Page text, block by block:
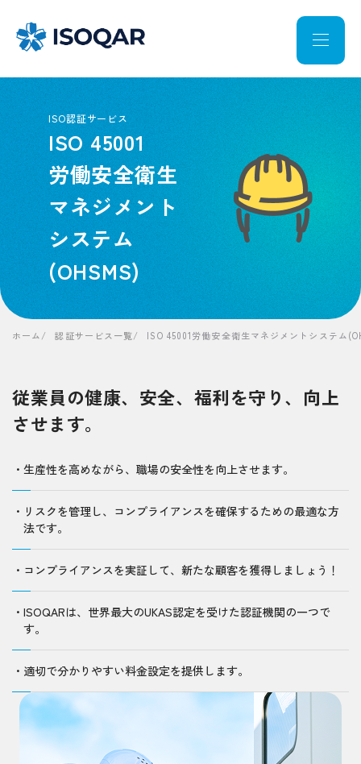
ISO認証サービス
ISO 45001
労働安全衛生
マネジメント
システム
(OHSMS)
ホーム 認証サービス一覧 ISO 45001労働安全衛生マネジメントシステム
従業員の健康、安全、福利を守り、向上
させます。
生産性を高めながら、職場の安全性を向上させます。
リスクを管理し、コンプライアンスを確保するための最適な方
法です。
コンプライアンスを実証して、新たな顧客を獲得しましょう！
ISOQARは、世界最大のUKAS認定を受けた認証機関の一つで
す。
適切で分かりやすい料金設定を提供します。